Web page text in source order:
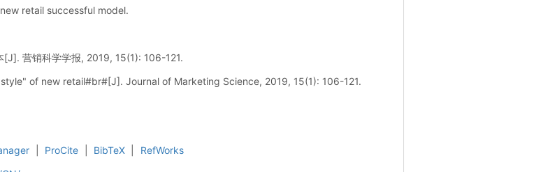
retail successful model.
[J]. 营销科学学报, 2019, 15(1): 106-121.
style" of new retail#br#[J]. Journal of Marketing Science, 2019, 15(1): 106-121.
ProCite BibTeX
RefWorks